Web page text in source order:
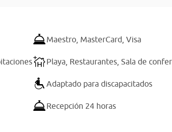
Maestro, MasterCard, Visa
Playa, Restaurantes, Sala de
Adaptado para discapacitados
Recepción 24 horas